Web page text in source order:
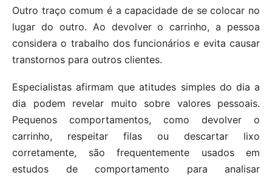
Outro traço comum é a capacidade de se colocar no
lugar do outro. Ao devolver o carrinho, a pessoa
considera o trabalho dos funcionários e evita causar
transtornos para outros clientes.
Especialistas afirmam que atitudes simples do dia a
dia podem revelar muito sobre valores pessoais.
Pequenos comportamentos, como devolver o
carrinho, respeitar filas ou descartar lixo
corretamente, são frequentemente usados em
estudos de comportamento para analisar